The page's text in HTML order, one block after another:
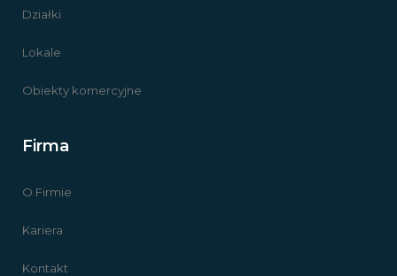
Działki
Lokale
Obiekty komercyjne
Firma
O Firmie
Kariera
Kontakt